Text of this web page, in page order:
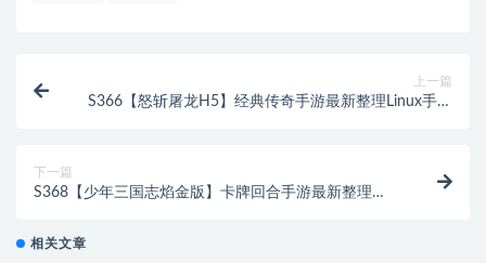
上一篇
S366【怒斩屠龙H5】经典传奇手游最新整理Linux手工
下一篇
S368【少年三国志焰金版】卡牌回合手游最新整理
相关文章